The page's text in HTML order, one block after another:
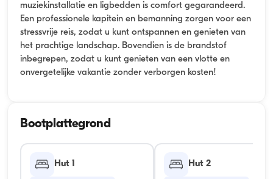
muziekinstallatie en ligbedden is comfort gegarandeerd.
Een professionele kapitein en bemanning zorgen voor een
stressvrije reis, zodat u kunt ontspannen en genieten van
het prachtige landschap. Bovendien is de brandstof
inbegrepen, zodat u kunt genieten van een vlotte en
onvergetelijke vakantie zonder verborgen kosten!
Bootplattegrond
Hut 1 Hut 2